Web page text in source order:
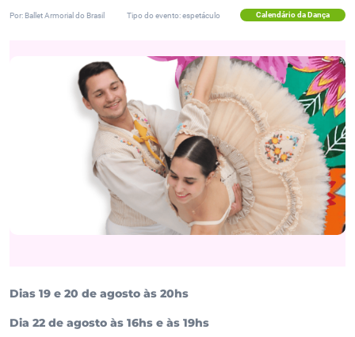
Por: Ballet Armorial do Brasil Tipo do evento: espetáculo Calendário da Dança
Dias 19 e 20 de agosto às 20hs
Dia 22 de agosto às 16hs e às 19hs